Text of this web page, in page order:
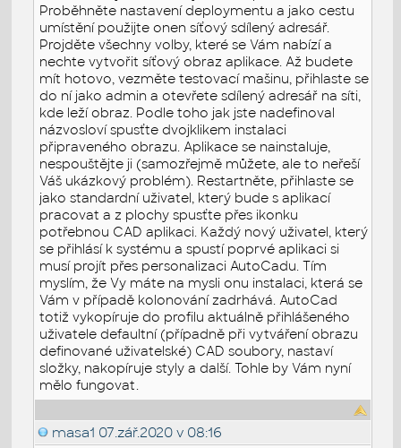
Proběhněte nastavení deploymentu a jako cestu
umístění použijte onen síťový sdílený adresář.
Projděte všechny volby, které se Vám nabízí a
nechte vytvořit síťový obraz aplikace. Až budete
mít hotovo, vezměte testovací mašinu, přihlaste se
do ní jako admin a otevřete sdílený adresář na síti,
kde leží obraz. Podle toho jak jste nadefinoval
názvosloví spusťte dvojklikem instalaci
připraveného obrazu. Aplikace se nainstaluje,
nespouštějte ji (samozřejmě můžete, ale to neřeší
Váš ukázkový problém). Restartněte, přihlaste se
jako standardní uživatel, který bude s aplikací
pracovat a z plochy spusťte přes ikonku
potřebnou CAD aplikaci. Každý nový uživatel, který
se přihlásí k systému a spustí poprvé aplikaci si
musí projít přes personalizaci AutoCadu. Tím
myslím, že Vy máte na mysli onu instalaci, která se
Vám v případě kolonování zadrhává. AutoCad
totiž vykopíruje do profilu aktuálně přihlášeného
uživatele defaultní (případně při vytváření obrazu
definované uživatelské) CAD soubory, nastaví
složky, nakopíruje styly a další. Tohle by Vám nyní
mělo fungovat.
masa1 07.zář.2020 v 08:16